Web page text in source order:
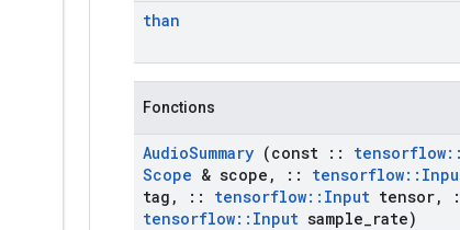
than
Fonctions
AudioSummary (const :: tensorflow::
Scope & scope , :: tensorflow::
tag , :: tensorflow:: Input tensor,
tensorflow:: Input sample rate)